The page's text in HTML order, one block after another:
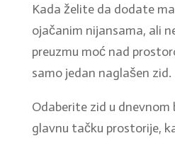
Kada želite da dodate
ojačanim nijansama, ali
preuzmu moć nad
samo jedan naglašen zid.
Odaberite zid u dnevnom
glavnu tačku prostorije,